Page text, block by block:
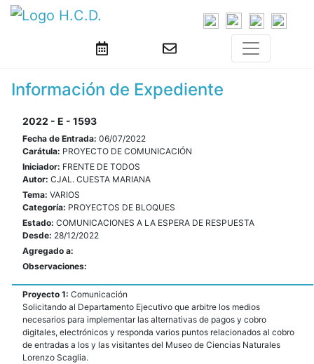
Información de Expediente
2022 - E - 1593
Fecha de Entrada: 06/07/2022
Carátula: PROYECTO DE COMUNICACIÓN
Iniciador: FRENTE DE TODOS
Autor: CJAL. CUESTA MARIANA
Tema: VARIOS
Categoría: PROYECTOS DE BLOQUES
Estado: COMUNICACIONES A LA ESPERA DE RESPUESTA
Desde: 28/12/2022
Agregado a:
Observaciones:
Proyecto 1: Comunicación
Solicitando al Departamento Ejecutivo que arbitre los medios
necesarios para implementar las alternativas de pagos y cobro
digitales, electrónicos y responda varios puntos relacionados al cobro
de entradas a los y las visitantes del Museo de Ciencias Naturales
Lorenzo Scaglia.